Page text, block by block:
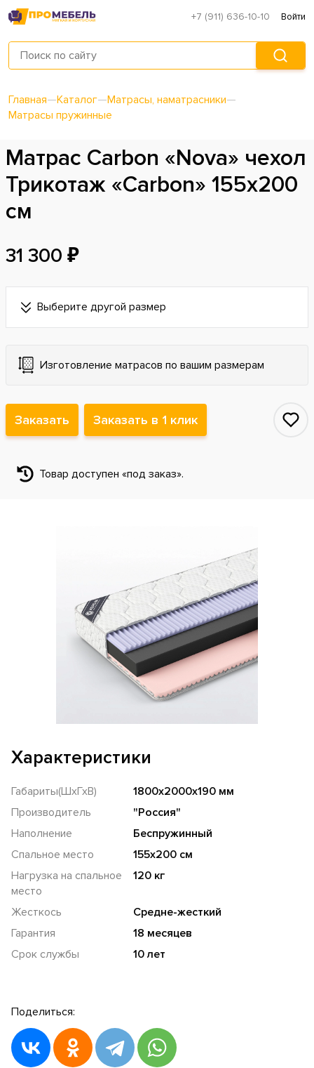
+7 (911) 636-10-10 Войти
Главная—Каталог—Матрасы, наматрасники—
Матрасы пружинные
Матрас Carbon «Nova» чехол
Трикотаж «Carbon» 155х200
см
31 300 ₽
Выберите другой размер
Изготовление матрасов по вашим размерам
Заказать Заказать в 1 клик
Товар доступен «под заказ».
Характеристики
Габариты(ШхГхВ)
1800х2000х190 мм
Производитель
"Россия"
Наполнение
Беспружинный
Спальное место
155х200 см
Нагрузка на спальное
место
120 кг
Жесткось
Средне-жесткий
Гарантия
18 месяцев
Срок службы
10 лет
Поделиться: